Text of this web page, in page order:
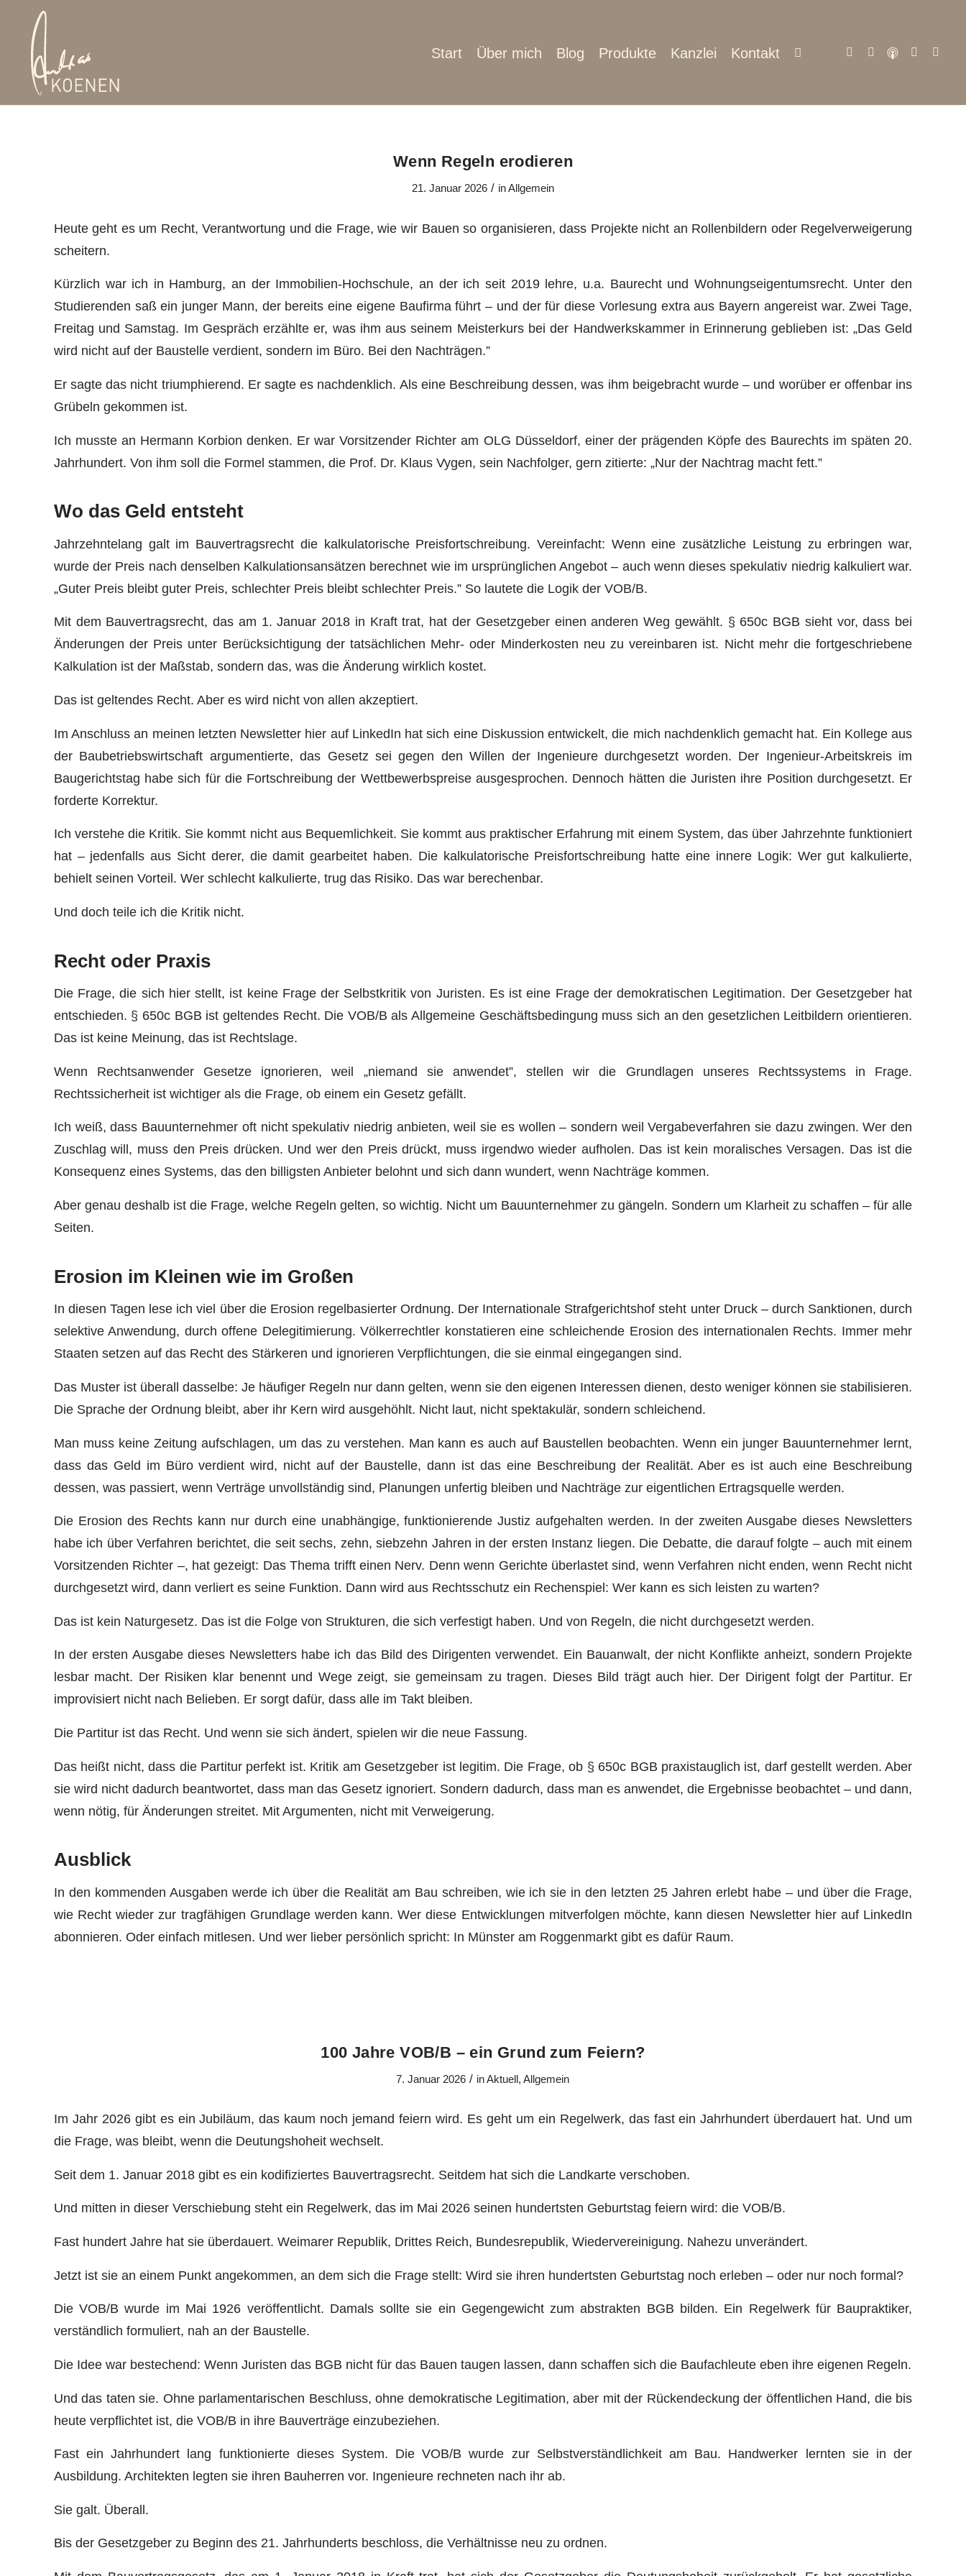
Start Über mich Blog Produkte Kanzlei Kontakt
Wenn Regeln erodieren
21. Januar 2026 / inAllgemein
Heute geht es um Recht, Verantwortung und die Frage, wie wir Bauen so organisieren, dass Projekte nicht an Rollenbildern oder Regelverweigerung
scheitern.
Kürzlich war ich in Hamburg, an der Immobilien-Hochschule, an der ich seit 2019 lehre, u.a. Baurecht und Wohnungseigentumsrecht. Unter den
Studierenden saß ein junger Mann, der bereits eine eigene Baufirma führt – und der für diese Vorlesung extra aus Bayern angereist war. Zwei Tage,
Freitag und Samstag. Im Gespräch erzählte er, was ihm aus seinem Meisterkurs bei der Handwerkskammer in Erinnerung geblieben ist: „Das Geld
wird nicht auf der Baustelle verdient, sondern im Büro. Bei den Nachträgen.”
Er sagte das nicht triumphierend. Er sagte es nachdenklich. Als eine Beschreibung dessen, was ihm beigebracht wurde – und worüber er offenbar ins
Grübeln gekommen ist.
Ich musste an Hermann Korbion denken. Er war Vorsitzender Richter am OLG Düsseldorf, einer der prägenden Köpfe des Baurechts im späten 20.
Jahrhundert. Von ihm soll die Formel stammen, die Prof. Dr. Klaus Vygen, sein Nachfolger, gern zitierte: „Nur der Nachtrag macht fett.”
Wo das Geld entsteht
Jahrzehntelang galt im Bauvertragsrecht die kalkulatorische Preisfortschreibung. Vereinfacht: Wenn eine zusätzliche Leistung zu erbringen war,
wurde der Preis nach denselben Kalkulationsansätzen berechnet wie im ursprünglichen Angebot – auch wenn dieses spekulativ niedrig kalkuliert war.
„Guter Preis bleibt guter Preis, schlechter Preis bleibt schlechter Preis.” So lautete die Logik der VOB/B.
Mit dem Bauvertragsrecht, das am 1. Januar 2018 in Kraft trat, hat der Gesetzgeber einen anderen Weg gewählt. § 650c BGB sieht vor, dass bei
Änderungen der Preis unter Berücksichtigung der tatsächlichen Mehr- oder Minderkosten neu zu vereinbaren ist. Nicht mehr die fortgeschriebene
Kalkulation ist der Maßstab, sondern das, was die Änderung wirklich kostet.
Das ist geltendes Recht. Aber es wird nicht von allen akzeptiert.
Im Anschluss an meinen letzten Newsletter hier auf LinkedIn hat sich eine Diskussion entwickelt, die mich nachdenklich gemacht hat. Ein Kollege aus
der Baubetriebswirtschaft argumentierte, das Gesetz sei gegen den Willen der Ingenieure durchgesetzt worden. Der Ingenieur-Arbeitskreis im
Baugerichtstag habe sich für die Fortschreibung der Wettbewerbspreise ausgesprochen. Dennoch hätten die Juristen ihre Position durchgesetzt. Er
forderte Korrektur.
Ich verstehe die Kritik. Sie kommt nicht aus Bequemlichkeit. Sie kommt aus praktischer Erfahrung mit einem System, das über Jahrzehnte funktioniert
hat – jedenfalls aus Sicht derer, die damit gearbeitet haben. Die kalkulatorische Preisfortschreibung hatte eine innere Logik: Wer gut kalkulierte,
behielt seinen Vorteil. Wer schlecht kalkulierte, trug das Risiko. Das war berechenbar.
Und doch teile ich die Kritik nicht.
Recht oder Praxis
Die Frage, die sich hier stellt, ist keine Frage der Selbstkritik von Juristen. Es ist eine Frage der demokratischen Legitimation. Der Gesetzgeber hat
entschieden. § 650c BGB ist geltendes Recht. Die VOB/B als Allgemeine Geschäftsbedingung muss sich an den gesetzlichen Leitbildern orientieren.
Das ist keine Meinung, das ist Rechtslage.
Wenn Rechtsanwender Gesetze ignorieren, weil „niemand sie anwendet”, stellen wir die Grundlagen unseres Rechtssystems in Frage.
Rechtssicherheit ist wichtiger als die Frage, ob einem ein Gesetz gefällt.
Ich weiß, dass Bauunternehmer oft nicht spekulativ niedrig anbieten, weil sie es wollen – sondern weil Vergabeverfahren sie dazu zwingen. Wer den
Zuschlag will, muss den Preis drücken. Und wer den Preis drückt, muss irgendwo wieder aufholen. Das ist kein moralisches Versagen. Das ist die
Konsequenz eines Systems, das den billigsten Anbieter belohnt und sich dann wundert, wenn Nachträge kommen.
Aber genau deshalb ist die Frage, welche Regeln gelten, so wichtig. Nicht um Bauunternehmer zu gängeln. Sondern um Klarheit zu schaffen – für alle
Seiten.
Erosion im Kleinen wie im Großen
In diesen Tagen lese ich viel über die Erosion regelbasierter Ordnung. Der Internationale Strafgerichtshof steht unter Druck – durch Sanktionen, durch
selektive Anwendung, durch offene Delegitimierung. Völkerrechtler konstatieren eine schleichende Erosion des internationalen Rechts. Immer mehr
Staaten setzen auf das Recht des Stärkeren und ignorieren Verpflichtungen, die sie einmal eingegangen sind.
Das Muster ist überall dasselbe: Je häufiger Regeln nur dann gelten, wenn sie den eigenen Interessen dienen, desto weniger können sie stabilisieren.
Die Sprache der Ordnung bleibt, aber ihr Kern wird ausgehöhlt. Nicht laut, nicht spektakulär, sondern schleichend.
Man muss keine Zeitung aufschlagen, um das zu verstehen. Man kann es auch auf Baustellen beobachten. Wenn ein junger Bauunternehmer lernt,
dass das Geld im Büro verdient wird, nicht auf der Baustelle, dann ist das eine Beschreibung der Realität. Aber es ist auch eine Beschreibung
dessen, was passiert, wenn Verträge unvollständig sind, Planungen unfertig bleiben und Nachträge zur eigentlichen Ertragsquelle werden.
Die Erosion des Rechts kann nur durch eine unabhängige, funktionierende Justiz aufgehalten werden. In der zweiten Ausgabe dieses Newsletters
habe ich über Verfahren berichtet, die seit sechs, zehn, siebzehn Jahren in der ersten Instanz liegen. Die Debatte, die darauf folgte – auch mit einem
Vorsitzenden Richter –, hat gezeigt: Das Thema trifft einen Nerv. Denn wenn Gerichte überlastet sind, wenn Verfahren nicht enden, wenn Recht nicht
durchgesetzt wird, dann verliert es seine Funktion. Dann wird aus Rechtsschutz ein Rechenspiel: Wer kann es sich leisten zu warten?
Das ist kein Naturgesetz. Das ist die Folge von Strukturen, die sich verfestigt haben. Und von Regeln, die nicht durchgesetzt werden.
In der ersten Ausgabe dieses Newsletters habe ich das Bild des Dirigenten verwendet. Ein Bauanwalt, der nicht Konflikte anheizt, sondern Projekte
lesbar macht. Der Risiken klar benennt und Wege zeigt, sie gemeinsam zu tragen. Dieses Bild trägt auch hier. Der Dirigent folgt der Partitur. Er
improvisiert nicht nach Belieben. Er sorgt dafür, dass alle im Takt bleiben.
Die Partitur ist das Recht. Und wenn sie sich ändert, spielen wir die neue Fassung.
Das heißt nicht, dass die Partitur perfekt ist. Kritik am Gesetzgeber ist legitim. Die Frage, ob § 650c BGB praxistauglich ist, darf gestellt werden. Aber
sie wird nicht dadurch beantwortet, dass man das Gesetz ignoriert. Sondern dadurch, dass man es anwendet, die Ergebnisse beobachtet – und dann,
wenn nötig, für Änderungen streitet. Mit Argumenten, nicht mit Verweigerung.
Ausblick
In den kommenden Ausgaben werde ich über die Realität am Bau schreiben, wie ich sie in den letzten 25 Jahren erlebt habe – und über die Frage,
wie Recht wieder zur tragfähigen Grundlage werden kann. Wer diese Entwicklungen mitverfolgen möchte, kann diesen Newsletter hier auf LinkedIn
abonnieren. Oder einfach mitlesen. Und wer lieber persönlich spricht: In Münster am Roggenmarkt gibt es dafür Raum.
100 Jahre VOB/B – ein Grund zum Feiern?
7. Januar 2026 / inAktuell,Allgemein
Im Jahr 2026 gibt es ein Jubiläum, das kaum noch jemand feiern wird. Es geht um ein Regelwerk, das fast ein Jahrhundert überdauert hat. Und um
die Frage, was bleibt, wenn die Deutungshoheit wechselt.
Seit dem 1. Januar 2018 gibt es ein kodifiziertes Bauvertragsrecht. Seitdem hat sich die Landkarte verschoben.
Und mitten in dieser Verschiebung steht ein Regelwerk, das im Mai 2026 seinen hundertsten Geburtstag feiern wird: die VOB/B.
Fast hundert Jahre hat sie überdauert. Weimarer Republik, Drittes Reich, Bundesrepublik, Wiedervereinigung. Nahezu unverändert.
Jetzt ist sie an einem Punkt angekommen, an dem sich die Frage stellt: Wird sie ihren hundertsten Geburtstag noch erleben – oder nur noch formal?
Die VOB/B wurde im Mai 1926 veröffentlicht. Damals sollte sie ein Gegengewicht zum abstrakten BGB bilden. Ein Regelwerk für Baupraktiker,
verständlich formuliert, nah an der Baustelle.
Die Idee war bestechend: Wenn Juristen das BGB nicht für das Bauen taugen lassen, dann schaffen sich die Baufachleute eben ihre eigenen Regeln.
Und das taten sie. Ohne parlamentarischen Beschluss, ohne demokratische Legitimation, aber mit der Rückendeckung der öffentlichen Hand, die bis
heute verpflichtet ist, die VOB/B in ihre Bauverträge einzubeziehen.
Fast ein Jahrhundert lang funktionierte dieses System. Die VOB/B wurde zur Selbstverständlichkeit am Bau. Handwerker lernten sie in der
Ausbildung. Architekten legten sie ihren Bauherren vor. Ingenieure rechneten nach ihr ab.
Sie galt. Überall.
Bis der Gesetzgeber zu Beginn des 21. Jahrhunderts beschloss, die Verhältnisse neu zu ordnen.